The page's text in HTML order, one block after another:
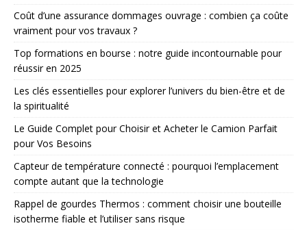
Coût d’une assurance dommages ouvrage : combien ça coûte
vraiment pour vos travaux ?
Top formations en bourse : notre guide incontournable pour
réussir en 2025
Les clés essentielles pour explorer l’univers du bien-être et de
la spiritualité
Le Guide Complet pour Choisir et Acheter le Camion Parfait
pour Vos Besoins
Capteur de température connecté : pourquoi l’emplacement
compte autant que la technologie
Rappel de gourdes Thermos : comment choisir une bouteille
isotherme fiable et l’utiliser sans risque